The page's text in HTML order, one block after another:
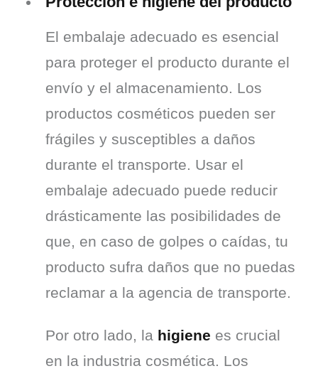
El embalaje adecuado es esencial
para proteger el producto durante el
envío y el almacenamiento. Los
productos cosméticos pueden ser
frágiles y susceptibles a daños
durante el transporte. Usar el
embalaje adecuado puede reducir
drásticamente las posibilidades de
que, en caso de golpes o caídas, tu
producto sufra daños que no puedas
reclamar a la agencia de transporte.
Por otro lado, la higiene es crucial
en la industria cosmética. Los